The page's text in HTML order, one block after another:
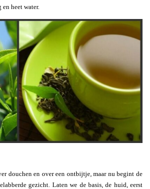
heet water.
douchen en over een ontbijtje, maar nu begint de
gezicht. Laten we de basis, de huid, eerst